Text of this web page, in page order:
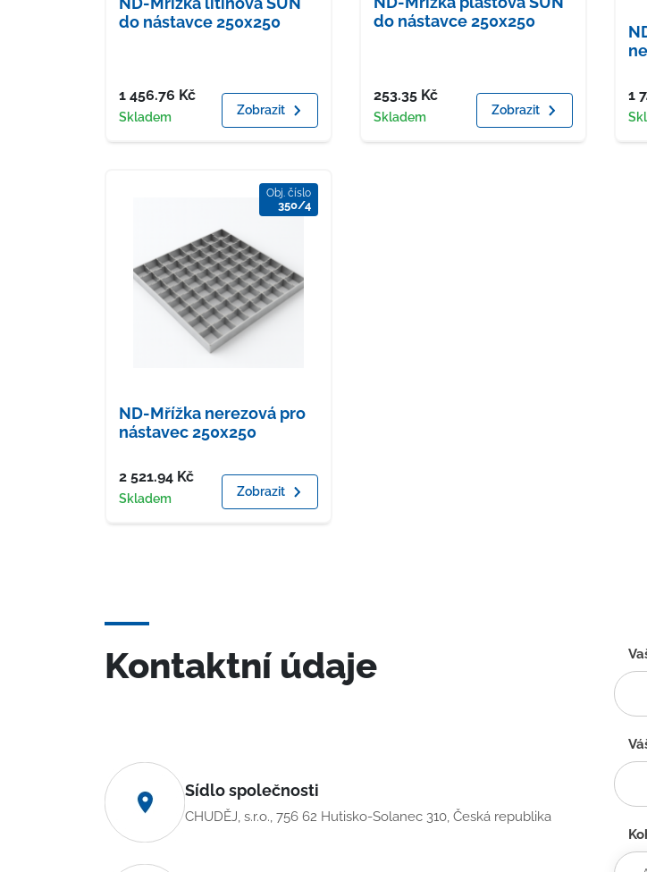
do nástavce 250x250
Cena
1 456.76 Kč
Dostupnost
Skladem Zobrazit
do nástavce 250x250
Cena
253.35 Kč
Dostupnost
Skladem Zobrazit
1
Obj. číslo
350/4
ND-Mřížka nerezová pro
nástavec 250x250
Cena
2 521.94 Kč
Dostupnost
Skladem Zobrazit
Kontaktní údaje
Sídlo společnosti
CHUDĚJ, s.r.o., 756 62 Hutisko-Solanec 310, Česká republika
-
CZ